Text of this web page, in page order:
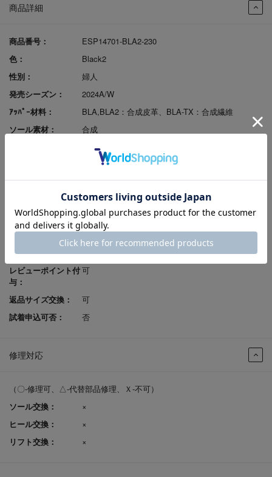
商品詳細
商品番号：
ESP14701-BLA2-230
色：
Black2
性別：
婦人
発売シーズン：
2024A/W
ｱｯﾊﾟｰ材料：
BLA,BLA2：合成皮革、BLA-TX：合成繊維
ソール素材：
合成
合成繊維
合成繊維
製法：
セメンテッド
片足171ｇ(23.0cmで計測)
ヒールの高さ：
4.5cm
原産国：
中国
足入れ感（幅）：
EEE
レビューポイント付
与：
可
返品サイズ交換：
可
試着申込可否：
否
修理対応
（〇-修理可、△-代替部品修理、Ｘ-不可）
ソール交換：
×
ヒール交換：
×
リフト交換：
×